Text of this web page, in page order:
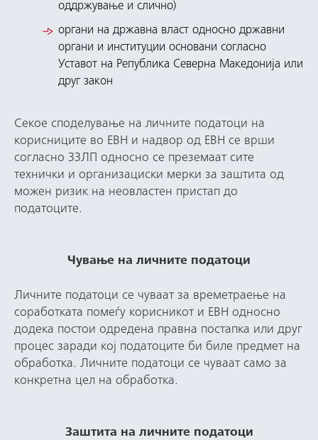
оддржување и слично)
органи на државна власт односно државни
органи и институции основани согласно
Уставот на Република Северна Македонија или
друг закон
Секое споделување на личните податоци на
корисниците во ЕВН и надвор од ЕВН се врши
согласно ЗЗЛП односно се преземаат сите
технички и организациски мерки за заштита од
можен ризик на неовластен пристап до
податоците.
Чување на личните податоци
Личните податоци се чуваат за времетраење на
соработката помеѓу корисникот и ЕВН односно
додека постои одредена правна постапка или друг
процес заради кој податоците би биле предмет на
обработка. Личните податоци се чуваат само за
конкретна цел на обработка.
Заштита на личните податоци